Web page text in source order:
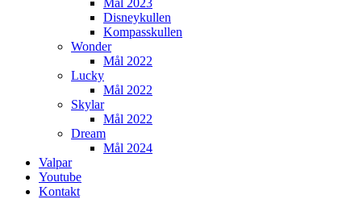
Mål 2023
Disneykullen
Kompasskullen
Wonder
Mål 2022
Lucky
Mål 2022
Skylar
Mål 2022
Dream
Mål 2024
Valpar
Youtube
Kontakt